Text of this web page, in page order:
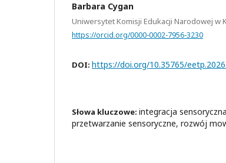
Barbara Cygan
Uniwersytet Komisji Edukacji Narodowej w
https://orcid.org/0000-0002-7956-3230
DOI: https://doi.org/10.35765/
Słowa kluczowe: integracja
przetwarzanie sensoryczne, rozwój